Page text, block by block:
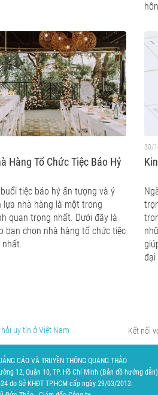
Hàng Tổ Chức Tiệc Báo Hỷ
tiệc báo hỷ ấn tượng và ý
lựa nhà hàng là một trong
quan trọng nhất. Dưới đây là
bạn chọn nhà hàng tổ chức tiệc
30/
đại
uy tín ở Việt Nam Kết nối
CÁO VÀ TRUYỀN THÔNG QUANG THẢO
12, Quận 10, TP. Hồ Chí Minh (Bản đồ hướng dẫn)
do Sở KHĐT TP.HCM cấp ngày 29/03/2013.